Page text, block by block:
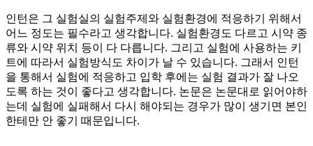
인턴은 그 실험실의 실험주제와 실험환경에 적응하기 위해서
어느 정도는 필수라고 생각합니다. 실험환경도 다르고 시약 종
류와 시약 위치 등이 다 다릅니다. 그리고 실험에 사용하는 키
트에 따라서 실험방식도 차이가 날 수 있습니다. 그래서 인턴
을 통해서 실험에 적응하고 입학 후에는 실험 결과가 잘 나오
도록 하는 것이 좋다고 생각합니다. 논문은 논문대로 읽어야하
는데 실험에 실패해서 다시 해야되는 경우가 많이 생기면 본인
한테만 안 좋기 때문입니다.